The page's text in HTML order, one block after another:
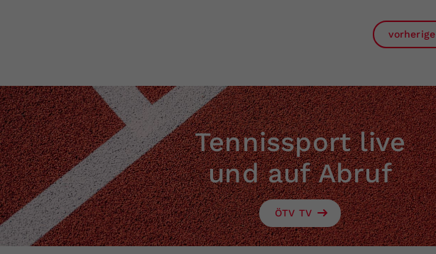
vorherige
Tennissport live
und auf Abruf
ÖTV TV